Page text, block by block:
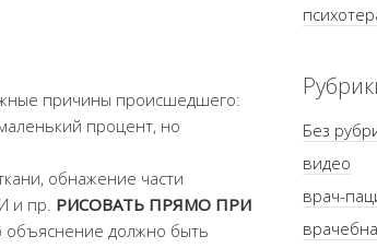
причины происшедшего:
процент, но
обнажение части
и пр. РИСОВАТЬ ПРЯМО ПРИ
объяснение должно быть
Без
видео
врач-